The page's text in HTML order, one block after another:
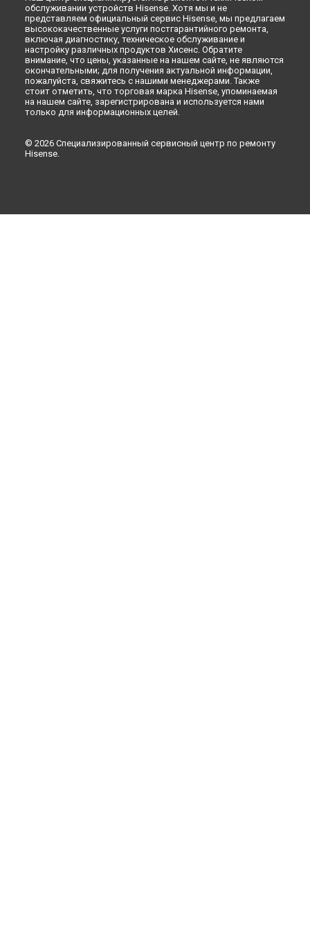
Ремонт стиральной машины WFU5510 Hisense в
обслуживании устройств Hisense. Хотя мы и не
представляем официальный сервис Hisense, мы предлагаем
высококачественные услуги постгарантийного ремонта,
включая диагностику, техническое обслуживание и
настройку различных продуктов Хисенс. Обратите
внимание, что цены, указанные на нашем сайте, не являются
окончательными; для получения актуальной информации,
пожалуйста, свяжитесь с нашими менеджерами. Также
стоит отметить, что торговая марка Hisense, упоминаемая
на нашем сайте, зарегистрирована и используется нами
только для информационных целей.
© 2026 Специализированный сервисный центр по ремонту
Hisense.